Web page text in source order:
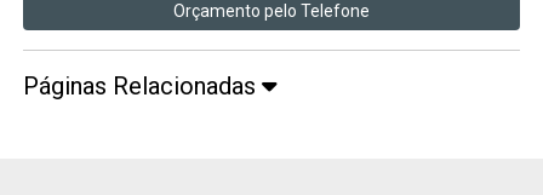
Orçamento pelo Telefone
Páginas Relacionadas